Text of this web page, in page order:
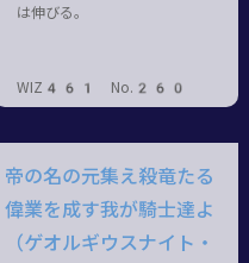
は伸びる。
WIZ461 No.260
帝の名の元集え殺竜たる
偉業を成す我が騎士達よ
（ゲオルギウスナイト・